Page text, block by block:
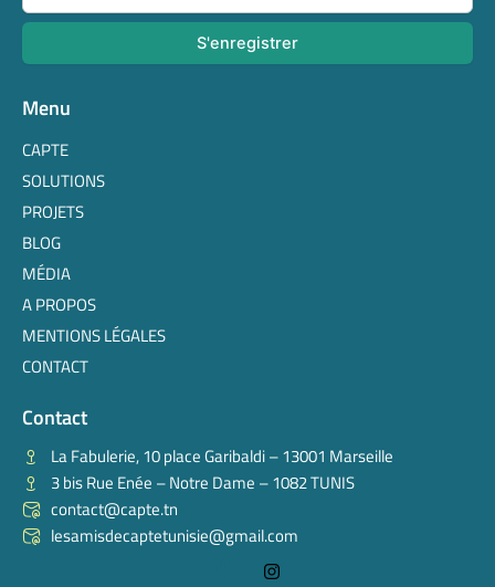
Menu
CAPTE
SOLUTIONS
PROJETS
BLOG
MÉDIA
A PROPOS
MENTIONS LÉGALES
CONTACT
Contact
La Fabulerie, 10 place Garibaldi – 13001 Marseille
3 bis Rue Enée – Notre Dame – 1082 TUNIS
contact@capte.tn
lesamisdecaptetunisie@gmail.com